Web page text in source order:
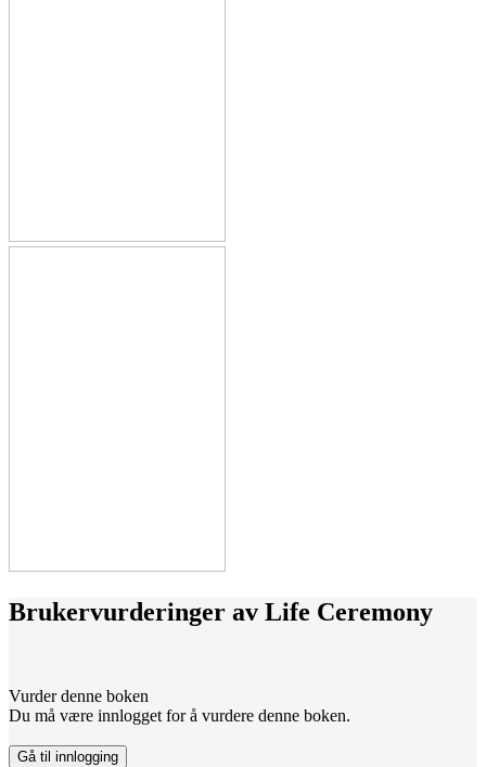
Brukervurderinger av Life Ceremony
Vurder denne boken
Du må være innlogget for å vurdere denne boken.
Gå til innlogging